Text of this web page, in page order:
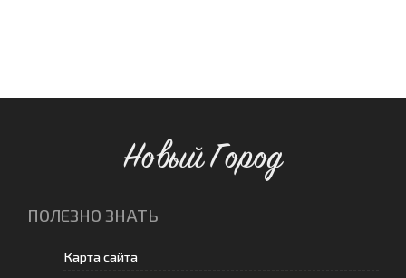
Новый Город
ПОЛЕЗНО ЗНАТЬ
Карта сайта